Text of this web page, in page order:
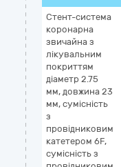
Стент-система
коронарна
звичайна з
лікувальним
покриттям
діаметр 2.75
мм, довжина 23
мм, сумісність
з
провідниковим
катетером 6F,
сумісність з